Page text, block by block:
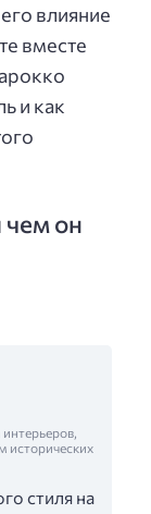
влияние
вместе
и как
чем он
исторических
стиля на